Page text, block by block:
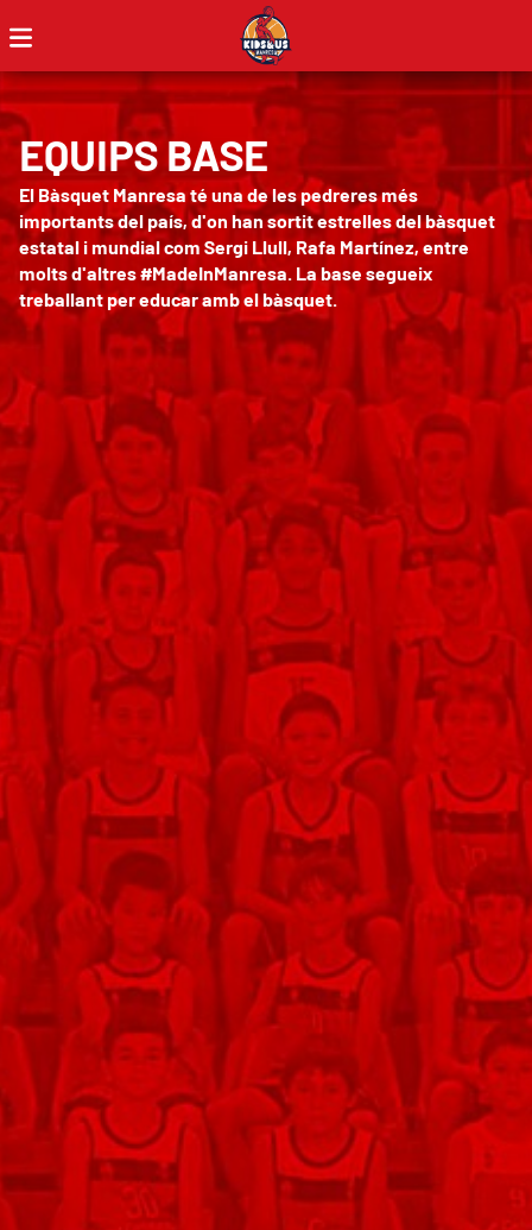
EQUIPS BASE
El Bàsquet Manresa té una de les pedreres més
importants del país, d'on han sortit estrelles del bàsquet
estatal i mundial com Sergi Llull, Rafa Martínez, entre
molts d'altres #MadeInManresa. La base segueix
treballant per educar amb el bàsquet.